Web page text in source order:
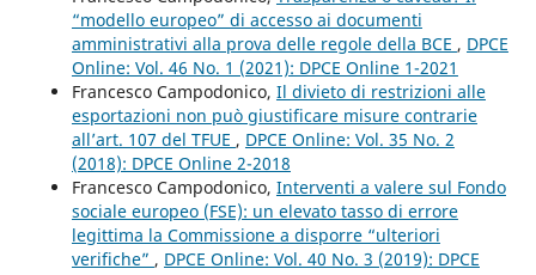
“modello europeo” di accesso ai documenti
amministrativi alla prova delle regole della BCE , DPCE
Online: Vol. 46 No. 1 (2021): DPCE Online 1-2021
Francesco Campodonico, Il divieto di restrizioni alle
esportazioni non può giustificare misure contrarie
all’art. 107 del TFUE , DPCE Online: Vol. 35 No. 2
(2018): DPCE Online 2-2018
Francesco Campodonico, Interventi a valere sul Fondo
sociale europeo (FSE): un elevato tasso di errore
legittima la Commissione a disporre “ulteriori
verifiche” , DPCE Online: Vol. 40 No. 3 (2019): DPCE